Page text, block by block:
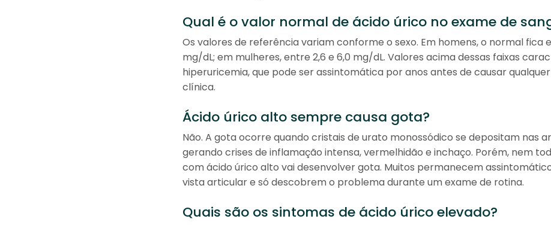
Qual é o valor normal de ácido úrico no exame de
Os valores de referência variam conforme o sexo. Em homens, o normal fica
mg/dL; em mulheres, entre 2,6 e 6,0 mg/dL. Valores acima dessas faixas
hiperuricemia, que pode ser assintomática por anos antes de causar
clínica.
Ácido úrico alto sempre causa gota?
Não. A gota ocorre quando cristais de urato monossódico se depositam nas
gerando crises de inflamação intensa, vermelhidão e inchaço. Porém, nem
com ácido úrico alto vai desenvolver gota. Muitos permanecem
vista articular e só descobrem o problema durante um exame de rotina.
Quais são os sintomas de ácido úrico elevado?